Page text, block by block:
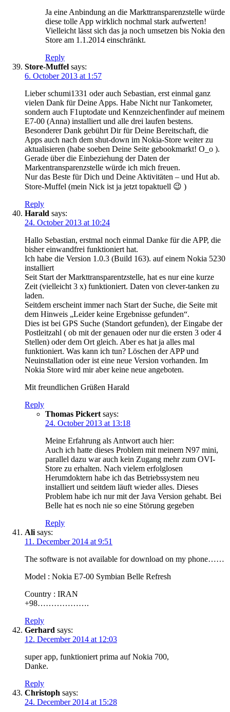
Ja eine Anbindung an die Markttransparenzstelle würde
diese tolle App wirklich nochmal stark aufwerten!
Vielleicht lässt sich das ja noch umsetzen bis Nokia den
Store am 1.1.2014 einschränkt.
Reply
Store-Muffel says:
6. October 2013 at 1:57
Lieber schumi1331 oder auch Sebastian, erst einmal ganz
vielen Dank für Deine Apps. Habe Nicht nur Tankometer,
sondern auch F1uptodate und Kennzeichenfinder auf meinem
E7-00 (Anna) installiert und alle drei laufen bestens.
Besonderer Dank gebührt Dir für Deine Bereitschaft, die
Apps auch nach dem shut-down im Nokia-Store weiter zu
aktualisieren (habe soeben Deine Seite gebookmarkt! O_o ).
Gerade über die Einbeziehung der Daten der
Markentransparenzstelle würde ich mich freuen.
Nur das Beste für Dich und Deine Aktivitäten – und Hut ab.
Store-Muffel (mein Nick ist ja jetzt topaktuell 😉 )
Reply
Harald says:
24. October 2013 at 10:24
Hallo Sebastian, erstmal noch einmal Danke für die APP, die
bisher einwandfrei funktioniert hat.
Ich habe die Version 1.0.3 (Build 163). auf einem Nokia 5230
installiert
Seit Start der Markttransparentzstelle, hat es nur eine kurze
Zeit (vielleicht 3 x) funktioniert. Daten von clever-tanken zu
laden.
Seitdem erscheint immer nach Start der Suche, die Seite mit
dem Hinweis „Leider keine Ergebnisse gefunden“.
Dies ist bei GPS Suche (Standort gefunden), der Eingabe der
Postleitzahl ( ob mit der genauen oder nur die ersten 3 oder 4
Stellen) oder dem Ort gleich. Aber es hat ja alles mal
funktioniert. Was kann ich tun? Löschen der APP und
Neuinstallation oder ist eine neue Version vorhanden. Im
Nokia Store wird mir aber keine neue angeboten.
Mit freundlichen Grüßen Harald
Reply
Thomas Pickert says:
24. October 2013 at 13:18
Meine Erfahrung als Antwort auch hier:
Auch ich hatte dieses Problem mit meinem N97 mini,
parallel dazu war auch kein Zugang mehr zum OVI-
Store zu erhalten. Nach vielem erfolglosen
Herumdoktern habe ich das Betriebssystem neu
installiert und seitdem läuft wieder alles. Dieses
Problem habe ich nur mit der Java Version gehabt. Bei
Belle hat es noch nie so eine Störung gegeben
Reply
Ali says:
11. December 2014 at 9:51
The software is not available for download on my phone……
Model : Nokia E7-00 Symbian Belle Refresh
Country : IRAN
+98……………….
Reply
Gerhard says:
12. December 2014 at 12:03
super app, funktioniert prima auf Nokia 700,
Danke.
Reply
Christoph says:
24. December 2014 at 15:28